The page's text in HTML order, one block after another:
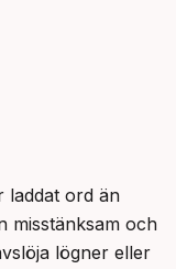
laddat ord än
misstänksam och
lögner eller